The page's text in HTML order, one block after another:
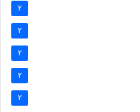
2
2
2
2
2